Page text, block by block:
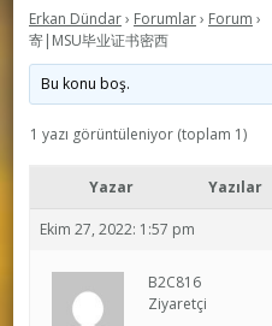
Erkan Dündar› Forumlar› Forum ›
寄|MSU毕业证书密西
Bu konu boş.
1 yazı görüntüleniyor (toplam 1)
Yazar Yazılar
Ekim 27, 2022: 1:57 pm
B2C816
Ziyaretçi